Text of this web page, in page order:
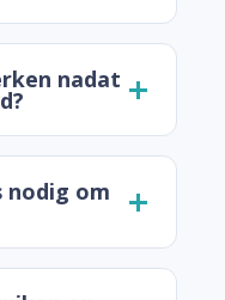
nadat
nodig om